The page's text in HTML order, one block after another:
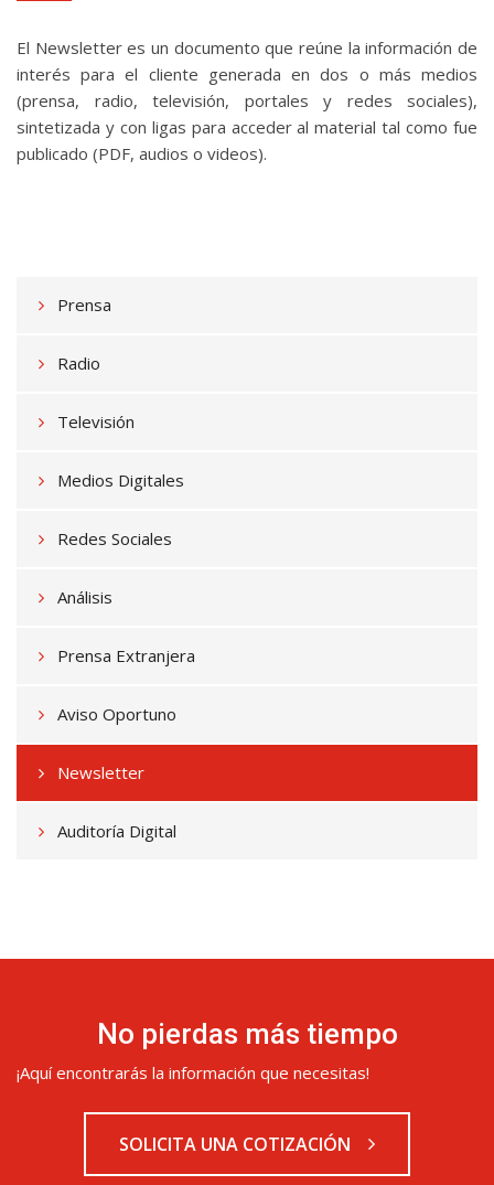
El Newsletter es un documento que reúne la información de
interés para el cliente generada en dos o más medios
(prensa, radio, televisión, portales y redes sociales),
sintetizada y con ligas para acceder al material tal como fue
publicado (PDF, audios o videos).
Prensa
Radio
Televisión
Medios Digitales
Redes Sociales
Análisis
Prensa Extranjera
Aviso Oportuno
Newsletter
Auditoría Digital
No pierdas más tiempo
¡Aquí encontrarás la información que necesitas!
SOLICITA UNA COTIZACIÓN